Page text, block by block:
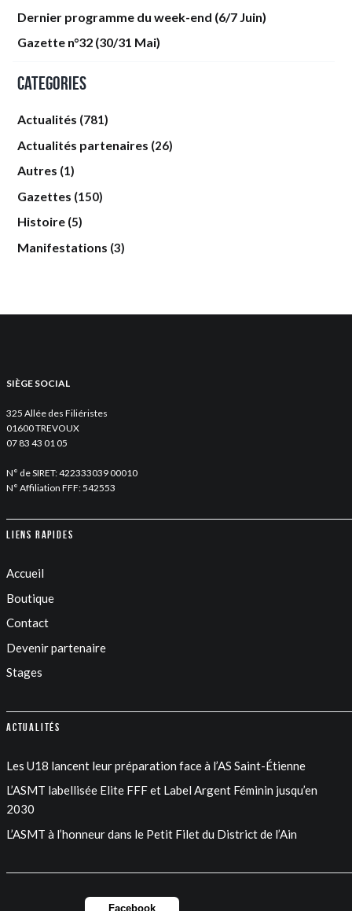
Dernier programme du week-end (6/7 Juin)
Gazette n°32 (30/31 Mai)
Categories
Actualités (781)
Actualités partenaires (26)
Autres (1)
Gazettes (150)
Histoire (5)
Manifestations (3)
SIÈGE SOCIAL
325 Allée des Filiéristes
01600 TREVOUX
07 83 43 01 05
N° de SIRET: 422333039 00010
N° Affiliation FFF: 542553
Liens rapides
Accueil
Boutique
Contact
Devenir partenaire
Stages
Actualités
Les U18 lancent leur préparation face à l’AS Saint-Étienne
L’ASMT labellisée Elite FFF et Label Argent Féminin jusqu’en
2030
L’ASMT à l’honneur dans le Petit Filet du District de l’Ain
Facebook